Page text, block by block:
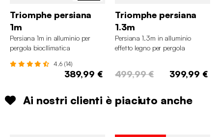
Triomphe persiana
1m
Persiana 1m in alluminio per
pergola biocllimatica
4.6 (14)
389,99 €
Triomphe persiana
1.3m
Persiana 1.3m in alluminio
effetto legno per pergola
499,99 € 399,99 €
Ai nostri clienti è piaciuto anche